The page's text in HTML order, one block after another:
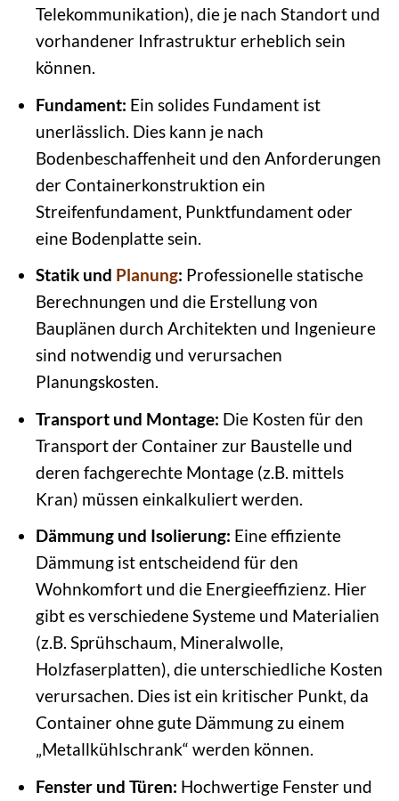
Telekommunikation), die je nach Standort und
vorhandener Infrastruktur erheblich sein
können.
Fundament: Ein solides Fundament ist
unerlässlich. Dies kann je nach
Bodenbeschaffenheit und den Anforderungen
der Containerkonstruktion ein
Streifenfundament, Punktfundament oder
eine Bodenplatte sein.
Statik und Planung: Professionelle statische
Berechnungen und die Erstellung von
Bauplänen durch Architekten und Ingenieure
sind notwendig und verursachen
Planungskosten.
Transport und Montage: Die Kosten für den
Transport der Container zur Baustelle und
deren fachgerechte Montage (z.B. mittels
Kran) müssen einkalkuliert werden.
Dämmung und Isolierung: Eine effiziente
Dämmung ist entscheidend für den
Wohnkomfort und die Energieeffizienz. Hier
gibt es verschiedene Systeme und Materialien
(z.B. Sprühschaum, Mineralwolle,
Holzfaserplatten), die unterschiedliche Kosten
verursachen. Dies ist ein kritischer Punkt, da
Container ohne gute Dämmung zu einem
„Metallkühlschrank“ werden können.
Fenster und Türen: Hochwertige Fenster und